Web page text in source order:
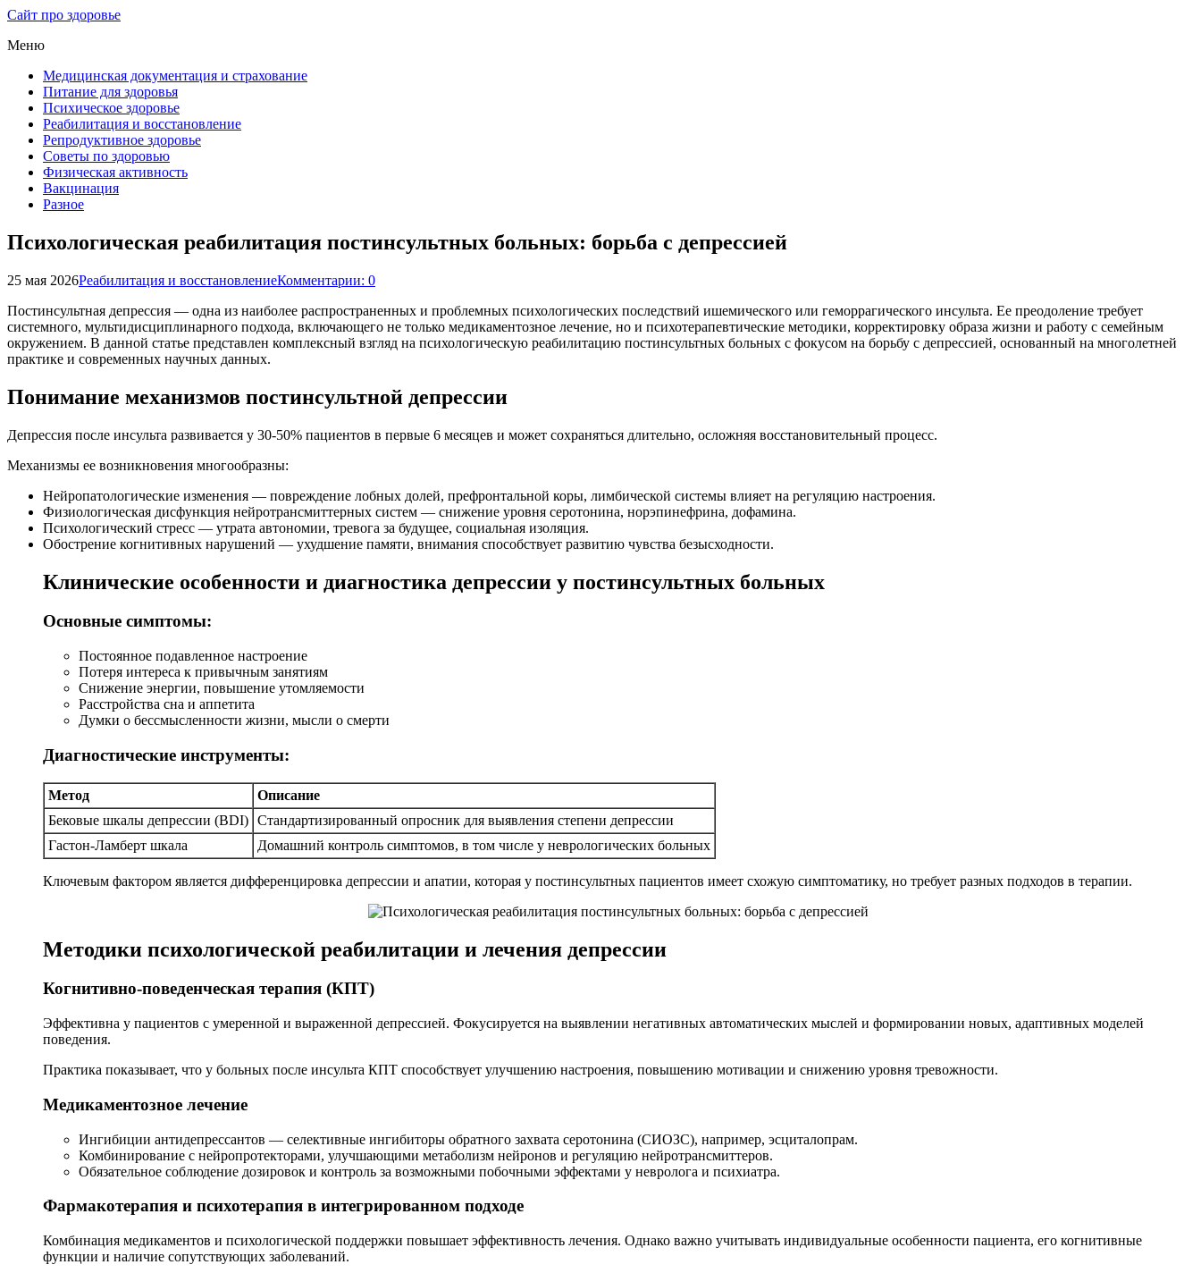
Сайт про здоровье
Меню
Медицинская документация и страхование
Питание для здоровья
Психическое здоровье
Реабилитация и восстановление
Репродуктивное здоровье
Советы по здоровью
Физическая активность
Вакцинация
Разное
Психологическая реабилитация постинсультных больных: борьба с депрессией
25 мая 2026Реабилитация и восстановлениеКомментарии: 0
Постинсультная депрессия — одна из наиболее распространенных и проблемных психологических последствий ишемического или геморрагического инсульта. Ее преодоление требует
системного, мультидисциплинарного подхода, включающего не только медикаментозное лечение, но и психотерапевтические методики, корректировку образа жизни и работу с семейным
окружением. В данной статье представлен комплексный взгляд на психологическую реабилитацию постинсультных больных с фокусом на борьбу с депрессией, основанный на многолетней
практике и современных научных данных.
Понимание механизмов постинсультной депрессии
Депрессия после инсульта развивается у 30-50% пациентов в первые 6 месяцев и может сохраняться длительно, осложняя восстановительный процесс.
Механизмы ее возникновения многообразны:
Нейропатологические изменения — повреждение лобных долей, префронтальной коры, лимбической системы влияет на регуляцию настроения.
Физиологическая дисфункция нейротрансмиттерных систем — снижение уровня серотонина, норэпинефрина, дофамина.
Психологический стресс — утрата автономии, тревога за будущее, социальная изоляция.
Обострение когнитивных нарушений — ухудшение памяти, внимания способствует развитию чувства безысходности.
Клинические особенности и диагностика депрессии у постинсультных больных
Основные симптомы:
Постоянное подавленное настроение
Потеря интереса к привычным занятиям
Снижение энергии, повышение утомляемости
Расстройства сна и аппетита
Думки о бессмысленности жизни, мысли о смерти
Диагностические инструменты:
Метод
Описание
Бековые шкалы депрессии (BDI) Стандартизированный опросник для выявления степени депрессии
Гастон-Ламберт шкала
Домашний контроль симптомов, в том числе у неврологических больных
Ключевым фактором является дифференцировка депрессии и апатии, которая у постинсультных пациентов имеет схожую симптоматику, но требует разных подходов в терапии.
Методики психологической реабилитации и лечения депрессии
Когнитивно-поведенческая терапия (КПТ)
Эффективна у пациентов с умеренной и выраженной депрессией. Фокусируется на выявлении негативных автоматических мыслей и формировании новых, адаптивных моделей
поведения.
Практика показывает, что у больных после инсульта КПТ способствует улучшению настроения, повышению мотивации и снижению уровня тревожности.
Медикаментозное лечение
Ингибиции антидепрессантов — селективные ингибиторы обратного захвата серотонина (СИОЗС), например, эсциталопрам.
Комбинирование с нейропротекторами, улучшающими метаболизм нейронов и регуляцию нейротрансмиттеров.
Обязательное соблюдение дозировок и контроль за возможными побочными эффектами у невролога и психиатра.
Фармакотерапия и психотерапия в интегрированном подходе
Комбинация медикаментов и психологической поддержки повышает эффективность лечения. Однако важно учитывать индивидуальные особенности пациента, его когнитивные
функции и наличие сопутствующих заболеваний.